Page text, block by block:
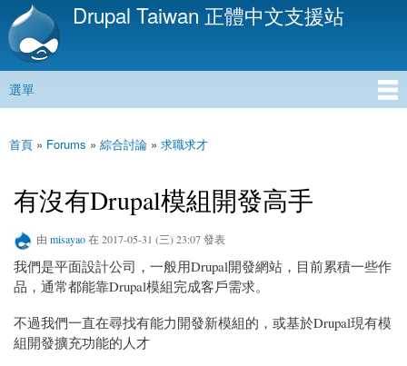
移
內
Drupal Taiwan 正體中文支援站
主選單
選單
您在這裡
首頁 » Forums » 綜合討論 » 求職求才
有沒有Drupal模組開發高手
由 misayao在 2017-05-31 (三) 23:07 發表
我們是平面設計公司，一般用Drupal開發網站，目前累積一些作
品，通常都能靠Drupal模組完成客戶需求。
不過我們一直在尋找有能力開發新模組的，或基於Drupal現有模
組開發擴充功能的人才